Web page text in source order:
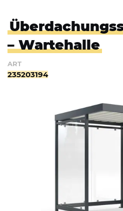
– Wartehalle
ART
235203194